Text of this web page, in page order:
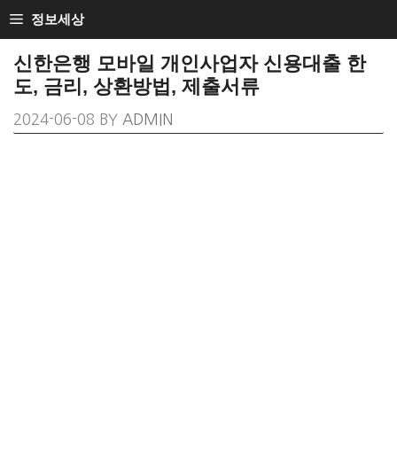
SKIP
TO
CONTENT
정보세상
신한은행 모바일 개인사업자 신용대출 한
도, 금리, 상환방법, 제출서류
2024-06-08 BY ADMIN